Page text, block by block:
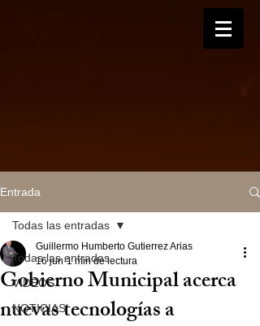
Entrada
Todas las entradas
VIDEOS
NOTICIAS
Todas las entradas
Gobierno Municipal acerca
nuevas tecnologías a
Guillermo Humberto Gutierrez Arias
16 jun 1 min de lectura